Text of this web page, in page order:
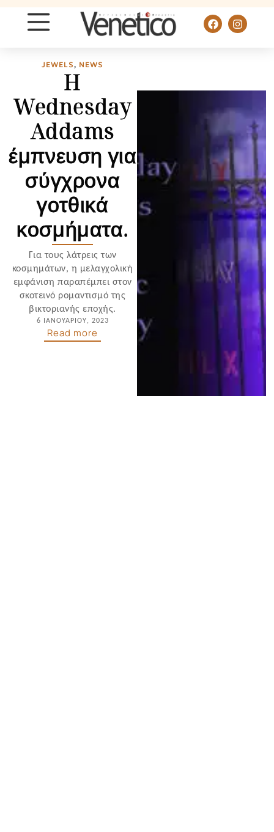
JEWELS, NEWS
H
Wednesday
Addams
έμπνευση για
σύγχρονα
γοτθικά
κοσμήματα.
Για τους λάτρεις των
κοσμημάτων, η μελαγχολική
εμφάνιση παραπέμπει στον
σκοτεινό ρομαντισμό της
βικτοριανής εποχής.
6 ΙΑΝΟΥΑΡΊΟΥ, 2023
Read more